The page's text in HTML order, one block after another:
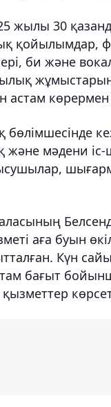
30 қазанда
қойылымдар,
би және
астам көрермен
және мәдени
аға буын
Күн
бағыт